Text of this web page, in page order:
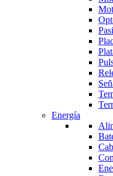
Energía